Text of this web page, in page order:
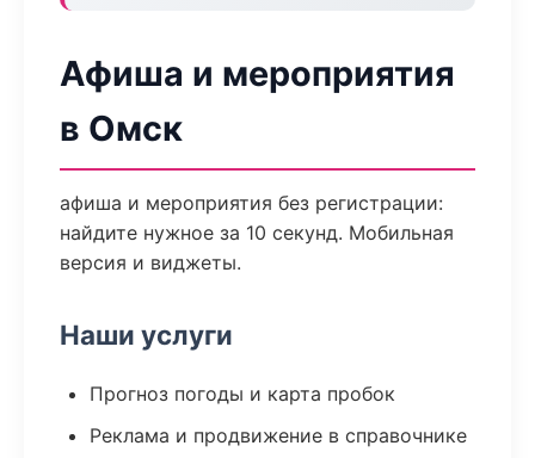
Афиша и мероприятия
в Омск
афиша и мероприятия без регистрации:
найдите нужное за 10 секунд. Мобильная
версия и виджеты.
Наши услуги
Прогноз погоды и карта пробок
Реклама и продвижение в справочнике